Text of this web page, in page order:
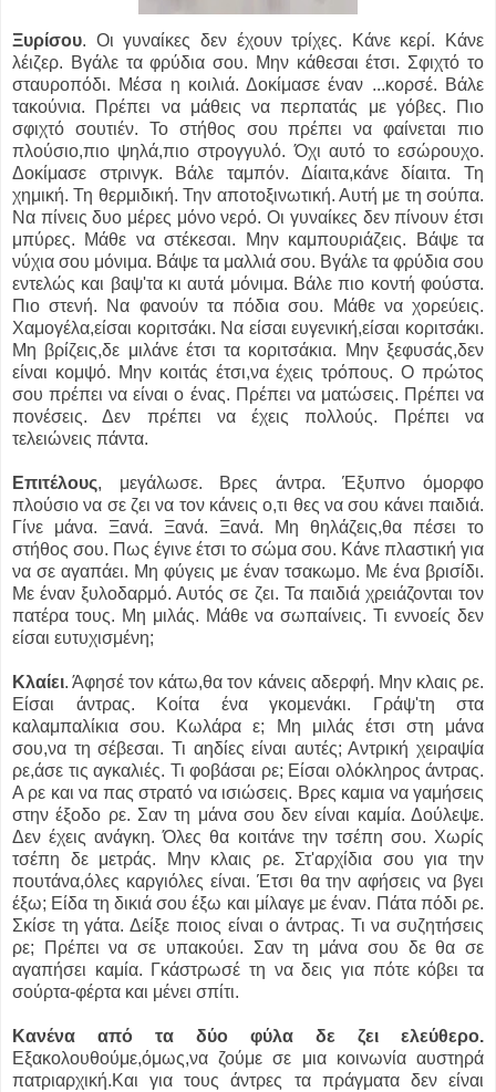
Ξυρίσου. Οι γυναίκες δεν έχουν τρίχες. Κάνε κερί. Κάνε
λέιζερ. Βγάλε τα φρύδια σου. Μην κάθεσαι έτσι. Σφιχτό το
σταυροπόδι. Μέσα η κοιλιά. Δοκίμασε έναν ...κορσέ. Βάλε
τακούνια. Πρέπει να μάθεις να περπατάς με γόβες. Πιο
σφιχτό σουτιέν. Το στήθος σου πρέπει να φαίνεται πιο
πλούσιο,πιο ψηλά,πιο στρογγυλό. Όχι αυτό το εσώρουχο.
Δοκίμασε στρινγκ. Βάλε ταμπόν. Δίαιτα,κάνε δίαιτα. Τη
χημική. Τη θερμιδική. Την αποτοξινωτική. Αυτή με τη σούπα.
Να πίνεις δυο μέρες μόνο νερό. Οι γυναίκες δεν πίνουν έτσι
μπύρες. Μάθε να στέκεσαι. Μην καμπουριάζεις. Βάψε τα
νύχια σου μόνιμα. Βάψε τα μαλλιά σου. Βγάλε τα φρύδια σου
εντελώς και βαψ'τα κι αυτά μόνιμα. Βάλε πιο κοντή φούστα.
Πιο στενή. Να φανούν τα πόδια σου. Μάθε να χορεύεις.
Χαμογέλα,είσαι κοριτσάκι. Να είσαι ευγενική,είσαι κοριτσάκι.
Μη βρίζεις,δε μιλάνε έτσι τα κοριτσάκια. Μην ξεφυσάς,δεν
είναι κομψό. Μην κοιτάς έτσι,να έχεις τρόπους. Ο πρώτος
σου πρέπει να είναι ο ένας. Πρέπει να ματώσεις. Πρέπει να
πονέσεις. Δεν πρέπει να έχεις πολλούς. Πρέπει να
τελειώνεις πάντα.
Επιτέλους, μεγάλωσε. Βρες άντρα. Έξυπνο όμορφο
πλούσιο να σε ζει να τον κάνεις ο,τι θες να σου κάνει παιδιά.
Γίνε μάνα. Ξανά. Ξανά. Ξανά. Μη θηλάζεις,θα πέσει το
στήθος σου. Πως έγινε έτσι το σώμα σου. Κάνε πλαστική για
να σε αγαπάει. Μη φύγεις με έναν τσακωμο. Με ένα βρισίδι.
Με έναν ξυλοδαρμό. Αυτός σε ζει. Τα παιδιά χρειάζονται τον
πατέρα τους. Μη μιλάς. Μάθε να σωπαίνεις. Τι εννοείς δεν
είσαι ευτυχισμένη;
Κλαίει. Άφησέ τον κάτω,θα τον κάνεις αδερφή. Μην κλαις ρε.
Είσαι άντρας. Κοίτα ένα γκομενάκι. Γράψ'τη στα
καλαμπαλίκια σου. Κωλάρα ε; Μη μιλάς έτσι στη μάνα
σου,να τη σέβεσαι. Τι αηδίες είναι αυτές; Αντρική χειραψία
ρε,άσε τις αγκαλιές. Τι φοβάσαι ρε; Είσαι ολόκληρος άντρας.
Α ρε και να πας στρατό να ισιώσεις. Βρες καμια να γαμήσεις
στην έξοδο ρε. Σαν τη μάνα σου δεν είναι καμία. Δούλεψε.
Δεν έχεις ανάγκη. Όλες θα κοιτάνε την τσέπη σου. Χωρίς
τσέπη δε μετράς. Μην κλαις ρε. Στ'αρχίδια σου για την
πουτάνα,όλες καργιόλες είναι. Έτσι θα την αφήσεις να βγει
έξω; Είδα τη δικιά σου έξω και μίλαγε με έναν. Πάτα πόδι ρε.
Σκίσε τη γάτα. Δείξε ποιος είναι ο άντρας. Τι να συζητήσεις
ρε; Πρέπει να σε υπακούει. Σαν τη μάνα σου δε θα σε
αγαπήσει καμία. Γκάστρωσέ τη να δεις για πότε κόβει τα
σούρτα-φέρτα και μένει σπίτι.
Κανένα από τα δύο φύλα δε ζει ελεύθερο.
Εξακολουθούμε,όμως,να ζούμε σε μια κοινωνία αυστηρά
πατριαρχική.Και για τους άντρες τα πράγματα δεν είναι